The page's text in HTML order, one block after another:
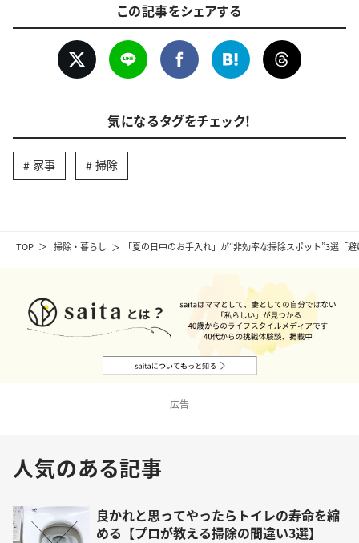
TOP 掃除・暮らし 「夏の日中のお手入れ」が“非効率な掃除スポット”3選「
この記事をシェアする
気になるタグをチェック！
家事 掃除
広告
人気のある記事
良かれと思ってやったらトイレの寿命を縮
める【プロが教える掃除の間違い3選】